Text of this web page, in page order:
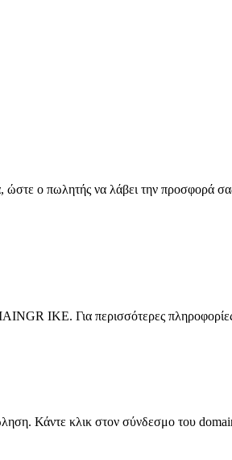
ο πωλητής να λάβει την προσφορά
ΙΚΕ. Για περισσότερες
Κάντε κλικ στον σύνδεσμο του